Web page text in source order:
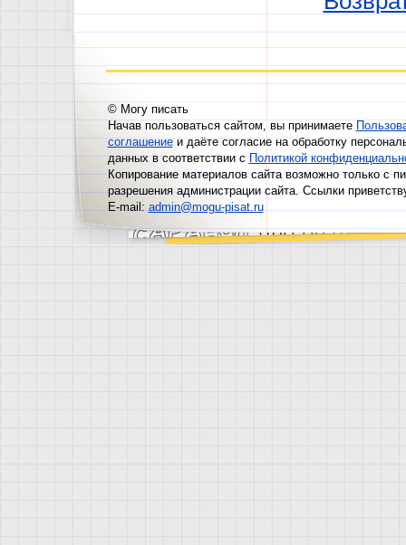
© Могу писать
Начав пользоваться сайтом, вы принимаете
соглашениеи даёте согласие на обработку
данных в соответствии сПолитикой
Копирование материалов сайта возможно только с
разрешения администрации сайта. Ссылки
E-mail:admin@mogu-pisat.ru